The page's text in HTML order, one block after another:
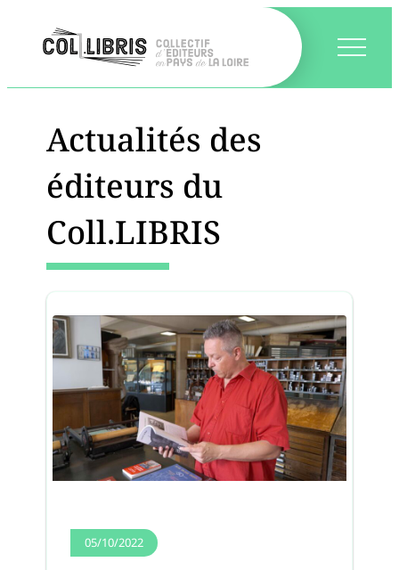
Actualités des
éditeurs du
Coll.LIBRIS
05/10/2022